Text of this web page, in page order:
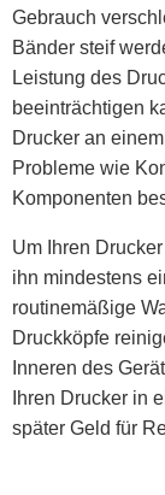
Gebrauch
Bänder steif
Leistung des
beeinträchtigen
Drucker an
Probleme wie
Komponenten
Um Ihren
ihn mindestens
routinemäßige
Druckköpfe
Inneren des
Ihren Drucker in
später Geld für